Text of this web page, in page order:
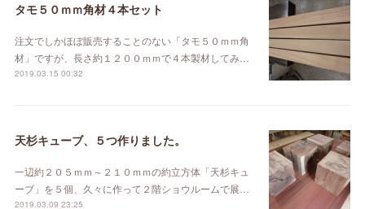
タモ５０ｍｍ角材４本セット
注文でしかほぼ販売することのない「タモ５０ｍｍ角
材」ですが、長さ約１２００ｍｍで４本製材してみ…
2019.03.15 00:32
天杉キューブ、５つ作りました。
一辺約２０５ｍｍ～２１０ｍｍの約立方体「天杉キュ
ーブ」を５個、久々に作って２階ショウルームで展…
2019.03.09 23:25